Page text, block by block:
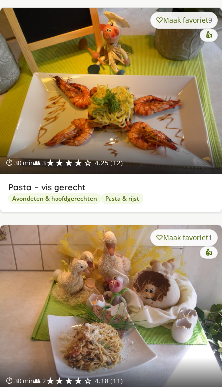
⏱ 30 min👥 3★★★★☆ 4.25 (12)
Maak favoriet9
👍
Pasta – vis gerecht
Avondeten & hoofdgerechten Pasta & rijst
⏱ 30 min👥 2★★★★☆ 4.18 (11)
Maak favoriet1
👍